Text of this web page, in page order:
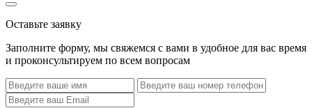
Оставьте заявку
Заполните форму, мы свяжемся с вами в удобное для вас время
и проконсультируем по всем вопросам